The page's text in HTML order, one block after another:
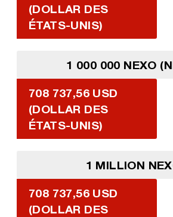
(DOLLAR DES
ÉTATS-UNIS)
1 000 000 NEXO
708 737,56 USD
(DOLLAR DES
ÉTATS-UNIS)
1 MILLION
708 737,56 USD
(DOLLAR DES